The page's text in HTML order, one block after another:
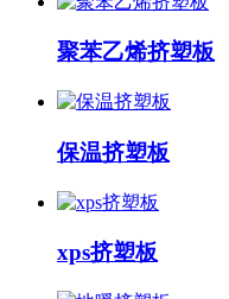
聚苯乙烯挤塑板
保温挤塑板
xps挤塑板